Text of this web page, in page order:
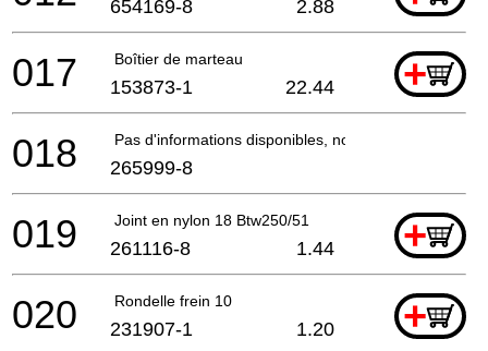
654169-8 2.88
Boîtier de marteau +
017 153873-1 22.44
Pas d'informations disponibles, non commandable
018 265999-8
Joint en nylon 18 Btw250/51 +
019 261116-8 1.44
Rondelle frein 10 +
020 231907-1 1.20